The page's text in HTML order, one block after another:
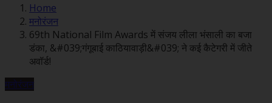
Home
मनोरंजन
69th National Film Awards में संजय लीला भंसाली का बजा
डंका, &#039;गंगूबाई काठियावाड़ी&#039; ने कई कैटेगरी में जीते
अवॉर्ड!
मनोरंजन